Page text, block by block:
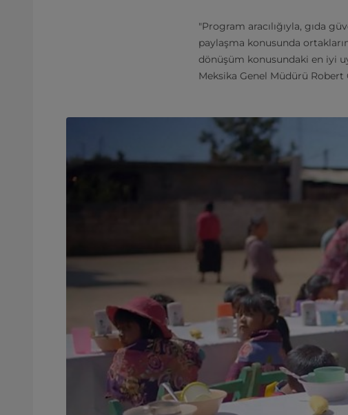
"Program aracılığıyla, gıda
paylaşma konusunda
dönüşüm konusundaki en iyi
Meksika Genel Müdürü Robert